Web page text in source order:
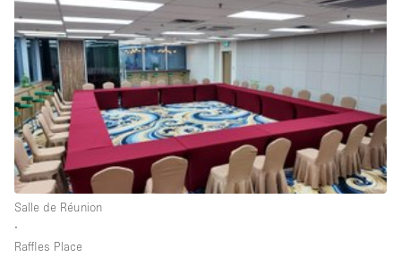
Boutique en Partage
Bureaux
Camion / Fourgon
Commerce
Container
Entrepôt / Espace Stockage / Box
Espace Atypique / Unique
Salle de Réunion
∙
Raffles Place